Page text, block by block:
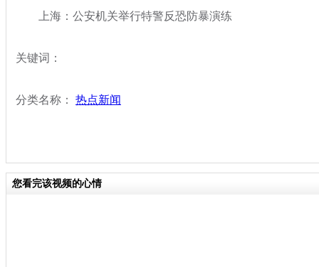
上海：公安机关举行特警反恐防暴演练
关键词：
分类名称： 热点新闻
您看完该视频的心情